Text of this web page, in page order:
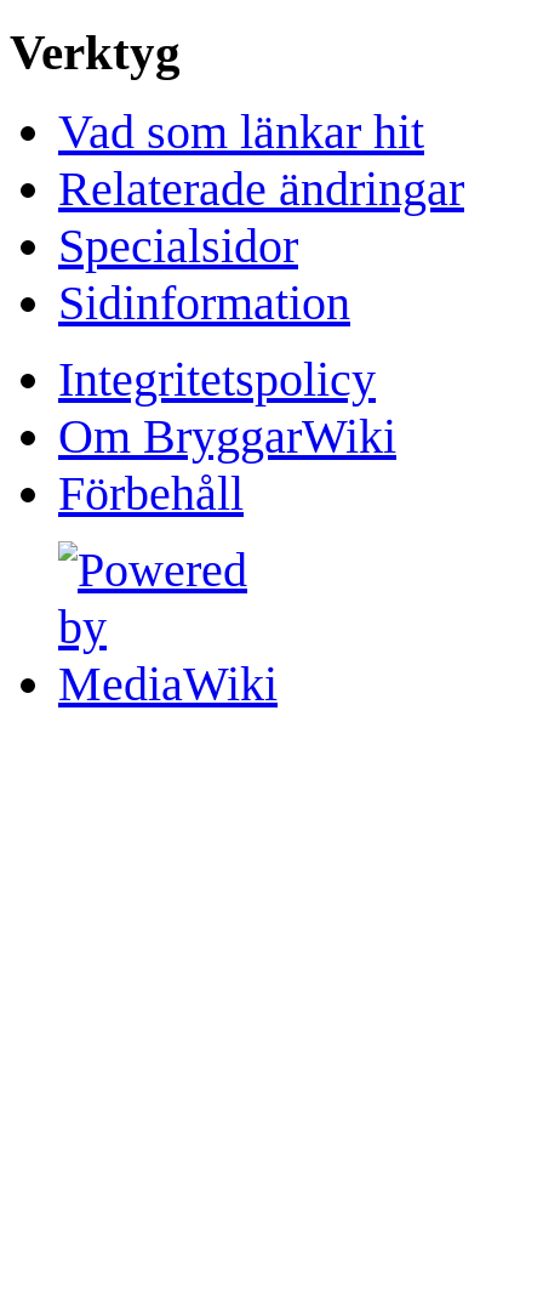
Verktyg
Vad som länkar hit
Relaterade ändringar
Specialsidor
Sidinformation
Integritetspolicy
Om BryggarWiki
Förbehåll